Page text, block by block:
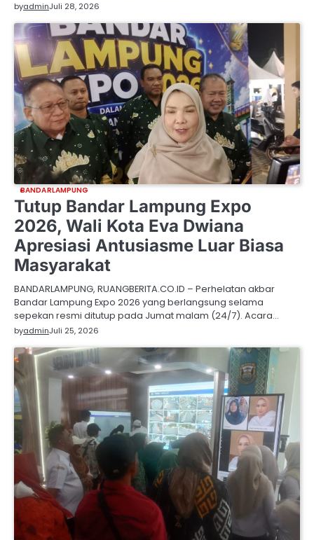
byadminJuli 28, 2026
BANDARLAMPUNG
Tutup Bandar Lampung Expo
2026, Wali Kota Eva Dwiana
Apresiasi Antusiasme Luar Biasa
Masyarakat
BANDARLAMPUNG, RUANGBERITA.CO.ID – Perhelatan akbar
Bandar Lampung Expo 2026 yang berlangsung selama
sepekan resmi ditutup pada Jumat malam (24/7). Acara…
byadminJuli 25, 2026